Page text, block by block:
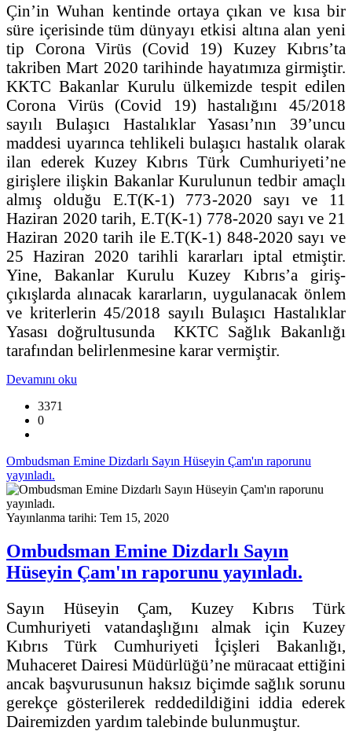
Çin’in Wuhan kentinde ortaya çıkan ve kısa bir
süre içerisinde tüm dünyayı etkisi altına alan yeni
tip Corona Virüs (Covid 19) Kuzey Kıbrıs’ta
takriben Mart 2020 tarihinde hayatımıza girmiştir.
KKTC Bakanlar Kurulu ülkemizde tespit edilen
Corona Virüs (Covid 19) hastalığını 45/2018
sayılı Bulaşıcı Hastalıklar Yasası’nın 39’uncu
maddesi uyarınca tehlikeli bulaşıcı hastalık olarak
ilan ederek Kuzey Kıbrıs Türk Cumhuriyeti’ne
girişlere ilişkin Bakanlar Kurulunun tedbir amaçlı
almış olduğu E.T(K-1) 773-2020 sayı ve 11
Haziran 2020 tarih, E.T(K-1) 778-2020 sayı ve 21
Haziran 2020 tarih ile E.T(K-1) 848-2020 sayı ve
25 Haziran 2020 tarihli kararları iptal etmiştir.
Yine, Bakanlar Kurulu Kuzey Kıbrıs’a giriş-
çıkışlarda alınacak kararların, uygulanacak önlem
ve kriterlerin 45/2018 sayılı Bulaşıcı Hastalıklar
Yasası doğrultusunda KKTC Sağlık Bakanlığı
tarafından belirlenmesine karar vermiştir.
Devamını oku
3371
0
Ombudsman Emine Dizdarlı Sayın Hüseyin Çam'ın raporunu
yayınladı.
Yayınlanma tarihi: Tem 15, 2020
Ombudsman Emine Dizdarlı Sayın
Hüseyin Çam'ın raporunu yayınladı.
Sayın Hüseyin Çam, Kuzey Kıbrıs Türk
Cumhuriyeti vatandaşlığını almak için Kuzey
Kıbrıs Türk Cumhuriyeti İçişleri Bakanlığı,
Muhaceret Dairesi Müdürlüğü’ne müracaat ettiğini
ancak başvurusunun haksız biçimde sağlık sorunu
gerekçe gösterilerek reddedildiğini iddia ederek
Dairemizden yardım talebinde bulunmuştur.